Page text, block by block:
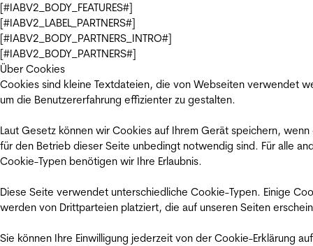
[#IABV2_BODY_FEATURES#]
[#IABV2_LABEL_PARTNERS#]
[#IABV2_BODY_PARTNERS_INTRO#]
[#IABV2_BODY_PARTNERS#]
Über Cookies
Cookies sind kleine Textdateien, die von Webseiten verwendet
um die Benutzererfahrung effizienter zu gestalten.
Laut Gesetz können wir Cookies auf Ihrem Gerät speichern, wenn
für den Betrieb dieser Seite unbedingt notwendig sind. Für alle
Cookie-Typen benötigen wir Ihre Erlaubnis.
Diese Seite verwendet unterschiedliche Cookie-Typen. Einige
werden von Drittparteien platziert, die auf unseren Seiten
Sie können Ihre Einwilligung jederzeit von der Cookie-Erklärung auf